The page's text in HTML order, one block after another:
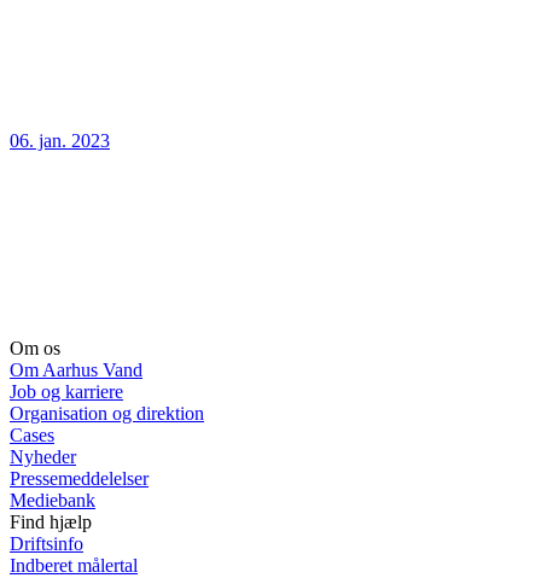
06. jan. 2023
Om os
Om Aarhus Vand
Job og karriere
Organisation og direktion
Cases
Nyheder
Pressemeddelelser
Mediebank
Find hjælp
Driftsinfo
Indberet målertal